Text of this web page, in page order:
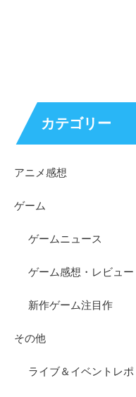
カテゴリー
アニメ感想
ゲーム
ゲームニュース
ゲーム感想・レビュー
新作ゲーム注目作
その他
ライブ＆イベントレポ